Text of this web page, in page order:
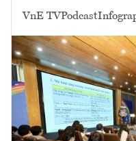
VnE TVPodcast